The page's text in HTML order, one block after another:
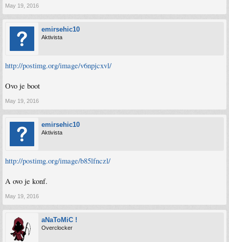
May 19, 2016
emirsehic10
Aktivista
http://postimg.org/image/v6npjcxvl/
Ovo je boot
May 19, 2016
emirsehic10
Aktivista
http://postimg.org/image/b85lfnczl/
A ovo je konf.
May 19, 2016
aNaToMiC !
Overclocker